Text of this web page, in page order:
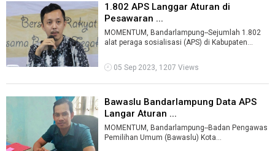
1.802 APS Langgar Aturan di
Pesawaran ...
MOMENTUM, Bandarlampung--Sejumlah 1.802
alat peraga sosialisasi (APS) di Kabupaten
...
05 Sep 2023, 1207 Views
Bawaslu Bandarlampung Data APS
Langar Aturan ...
MOMENTUM, Bandarlampung--Badan Pengawas
Pemilihan Umum (Bawaslu) Kota